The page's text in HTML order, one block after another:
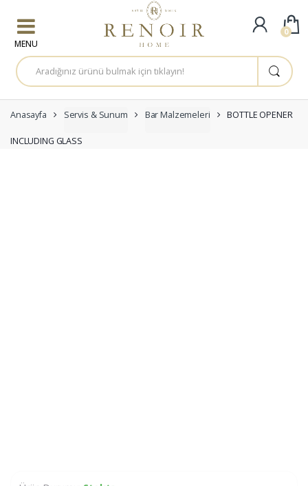
A
r
a
a
:
Anasayfa Servis & Sunum Bar Malzemeleri BOTTLE OPENER
INCLUDING GLASS
0